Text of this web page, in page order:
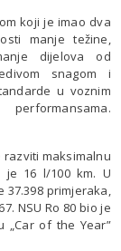
koji je imao dva
manje težine,
dijelova od
snagom i
u voznim
razviti maksimalnu
je 16 l/100 km. U
37.398 primjeraka,
NSU Ro 80 bio je
„Car of the Year”